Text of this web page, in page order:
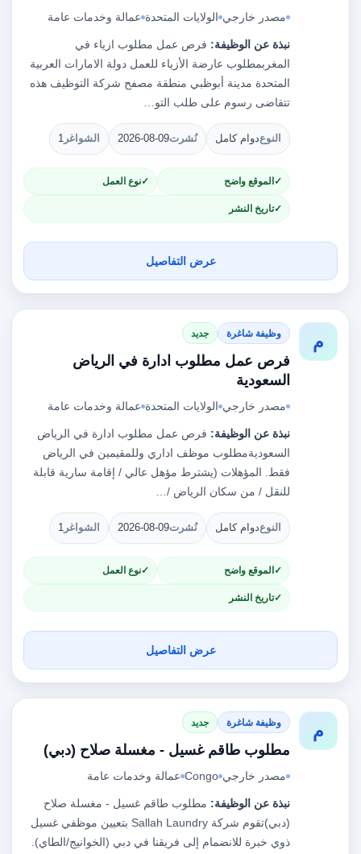
مصدر خارجي الولايات المتحدة عمالة وخدمات عامة
نبذة عن الوظيفة: فرص عمل مطلوب ازياء في
المغربمطلوب عارضة الأزياء للعمل دولة الامارات العربية
المتحدة مدينة أبوظبي منطقة مصفح شركة التوظيف هذه
تتقاضى رسوم على طلب التو…
النوعدوام كامل نُشرت2026-08-09 الشواغر 1
الموقع واضح نوع العمل
تاريخ النشر
عرض التفاصيل
م وظيفة شاغرة جديد
فرص عمل مطلوب ادارة في الرياض
السعودية
مصدر خارجي الولايات المتحدة عمالة وخدمات عامة
نبذة عن الوظيفة: فرص عمل مطلوب ادارة في الرياض
السعوديةمطلوب موظف اداري وللمقيمين في الرياض
فقط. المؤهلات (يشترط مؤهل عالي / إقامة سارية قابلة
للنقل / من سكان الرياض /…
النوعدوام كامل نُشرت2026-08-09 الشواغر 1
الموقع واضح نوع العمل
تاريخ النشر
عرض التفاصيل
م وظيفة شاغرة جديد
مطلوب طاقم غسيل - مغسلة صلاح (دبي)
مصدر خارجي Congo عمالة وخدمات عامة
نبذة عن الوظيفة: مطلوب طاقم غسيل - مغسلة صلاح
(دبي)تقوم شركة Sallah Laundry بتعيين موظفي غسيل
ذوي خبرة للانضمام إلى فريقنا في دبي (الخوانيج/الطاي).